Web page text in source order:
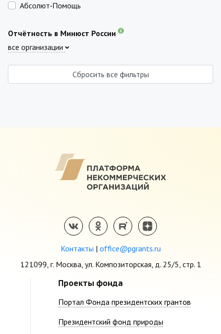
Абсолют‑Помощь
Отчётность в Минюст России
все организации
Сбросить все фильтры
Контакты | office@pgrants.ru
121099, г. Москва, ул. Композиторская, д. 25/5, стр. 1
Проекты фонда
Портал Фонда президентских грантов
Президентский фонд природы